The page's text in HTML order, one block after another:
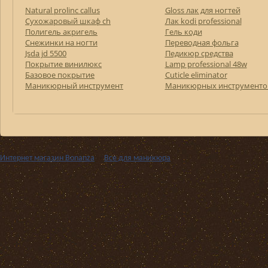
Natural prolinc callus
Сухожаровый шкаф ch
Полигель акригель
Снежинки на ногти
Jsda jd 5500
Покрытие винилюкс
Базовое покрытие
Маникюрный инструмент
Gloss лак для ногтей
Лак kodi professional
Гель коди
Переводная фольга
Педикюр средства
Lamp professional 48w
Cuticle eliminator
Маникюрных
Интернет магазин Bonanza››Все для маникюра